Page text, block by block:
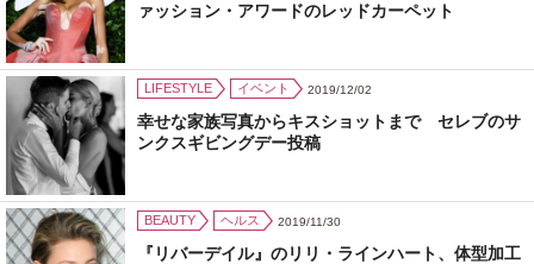
ァッション・アワードのレッドカーペット
LIFESTYLE イベント 2019/12/02
幸せな家族写真からキスショットまで セレブのサ
ンクスギビングデー投稿
BEAUTY ヘルス 2019/11/30
『リバーデイル』のリリ・ラインハート、体型加工